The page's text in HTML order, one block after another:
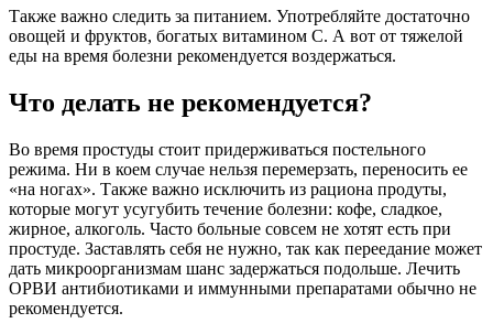
Также важно следить за питанием. Употребляйте достаточно
овощей и фруктов, богатых витамином С. А вот от тяжелой
еды на время болезни рекомендуется воздержаться.
Что делать не рекомендуется?
Во время простуды стоит придерживаться постельного
режима. Ни в коем случае нельзя перемерзать, переносить ее
«на ногах». Также важно исключить из рациона продуты,
которые могут усугубить течение болезни: кофе, сладкое,
жирное, алкоголь. Часто больные совсем не хотят есть при
простуде. Заставлять себя не нужно, так как переедание может
дать микроорганизмам шанс задержаться подольше. Лечить
ОРВИ антибиотиками и иммунными препаратами обычно не
рекомендуется.